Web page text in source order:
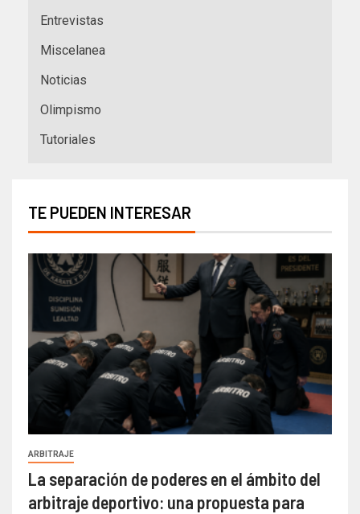
Entrevistas
Miscelanea
Noticias
Olimpismo
Tutoriales
TE PUEDEN INTERESAR
ARBITRAJE
La separación de poderes en el ámbito del
arbitraje deportivo: una propuesta para